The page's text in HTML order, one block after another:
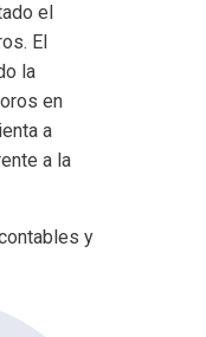
el
El
la
en
a
a la
y